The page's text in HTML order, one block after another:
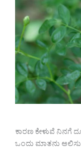
ಕಾರಣ ಕೇಳುವೆ ನಿನಗೆ